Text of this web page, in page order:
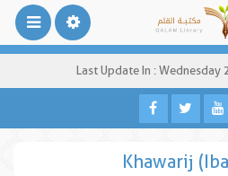
Last Update In :
Khawarij